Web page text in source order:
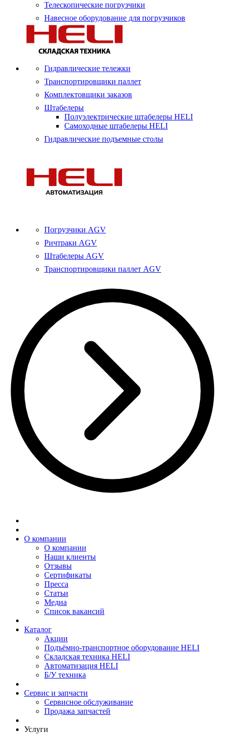
Телескопические погрузчики
Навесное оборудование для погрузчиков
Гидравлические тележки
Транспортировщики паллет
Комплектовщики заказов
Штабелеры
Полуэлектрические штабелеры HELI
Самоходные штабелеры HELI
Гидравлические подъемные столы
Погрузчики AGV
Ричтраки AGV
Штабелеры AGV
Транспортировщики паллет AGV
О компании
О компании
Наши клиенты
Отзывы
Сертификаты
Пресса
Статьи
Медиа
Список вакансий
Каталог
Акции
Подъёмно-транспортное оборудование HELI
Складская техника HELI
Автоматизация HELI
Б/У техника
Сервис и запчасти
Сервисное обслуживание
Продажа запчастей
Услуги